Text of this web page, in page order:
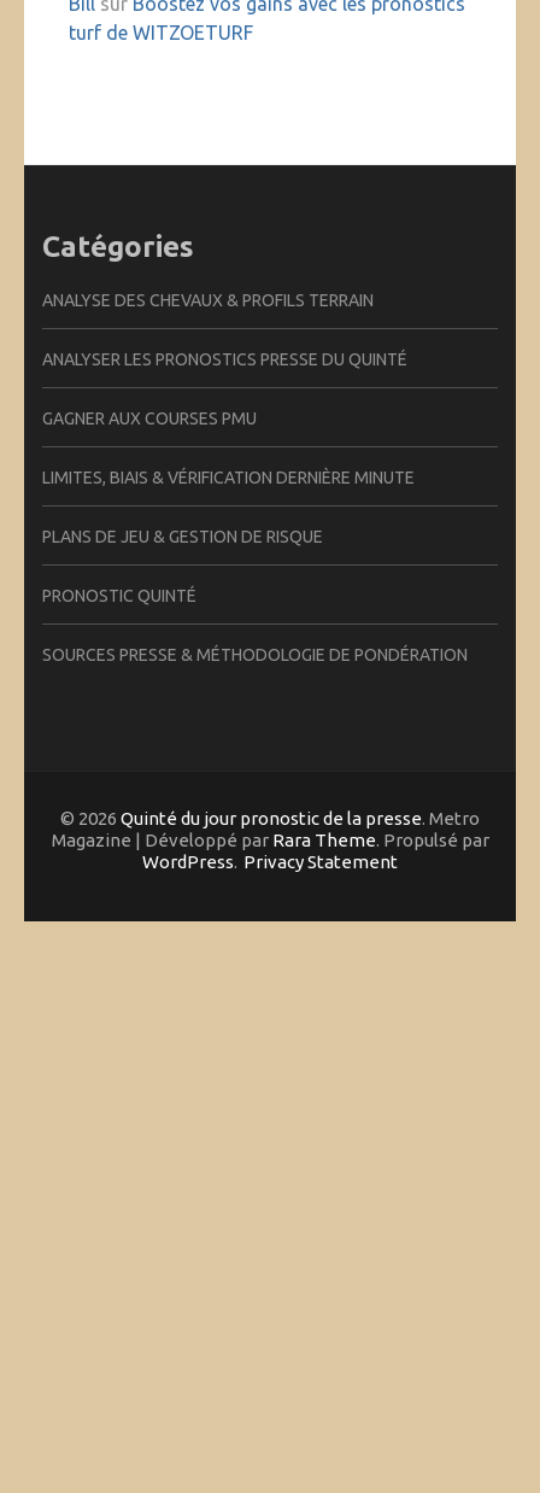
turf de WITZOETURF
Catégories
ANALYSE DES CHEVAUX & PROFILS TERRAIN
ANALYSER LES PRONOSTICS PRESSE DU QUINTÉ
GAGNER AUX COURSES PMU
LIMITES, BIAIS & VÉRIFICATION DERNIÈRE MINUTE
PLANS DE JEU & GESTION DE RISQUE
PRONOSTIC QUINTÉ
SOURCES PRESSE & MÉTHODOLOGIE DE PONDÉRATION
© 2026 Quinté du jour pronostic de la presse. Metro
Magazine | Développé par Rara Theme. Propulsé par
WordPress. Privacy Statement